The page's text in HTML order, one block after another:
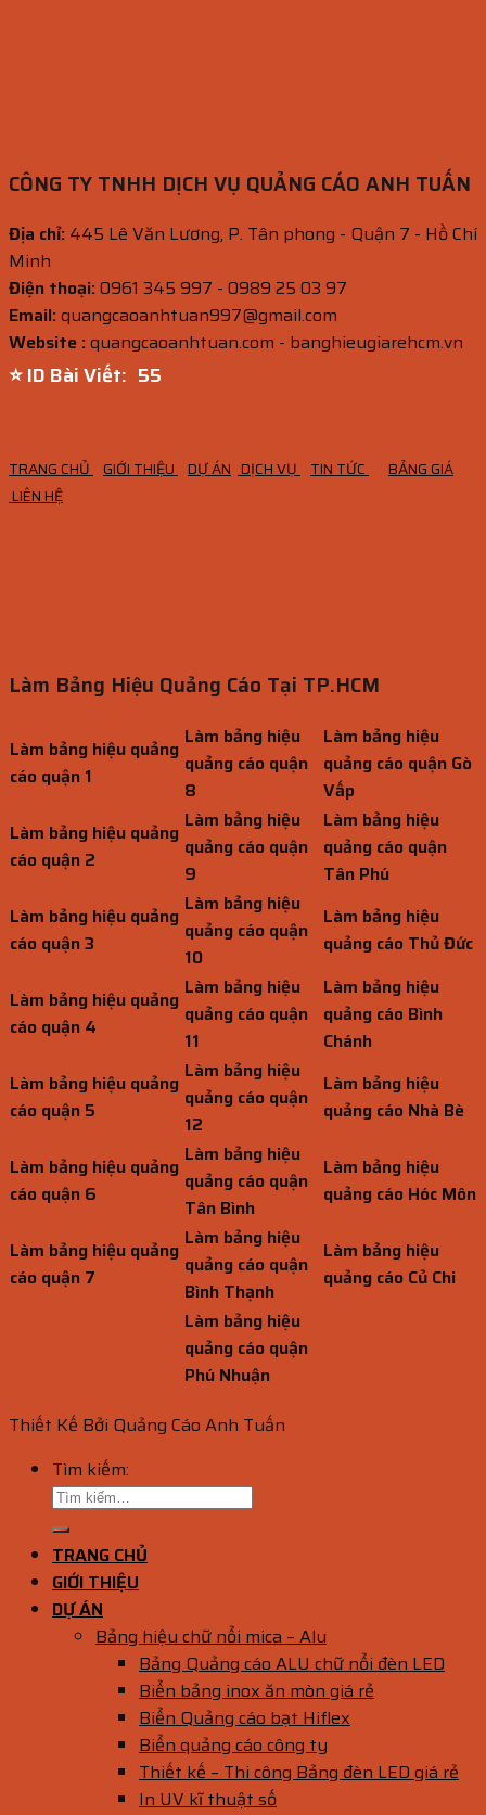
CÔNG TY TNHH DỊCH VỤ QUẢNG CÁO ANH TUẤN
Địa chỉ: 445 Lê Văn Lương, P. Tân phong - Quận 7 - Hồ Chí
Minh
Điện thoại:0961 345 997 - 0989 25 03 97
Email:quangcaoanhtuan997@gmail.com
Website :quangcaoanhtuan.com - banghieugiarehcm.vn
⭐ ID Bài Viết: 53
TRANG CHỦ GIỚI THIỆU DỰ ÁN DỊCH VỤ TIN TỨC
BẢNG GIÁ
LIÊN HỆ
Làm Bảng Hiệu Quảng Cáo Tại TP.HCM
Làm bảng hiệu quảng
cáo quận 1
Làm bảng hiệu
quảng cáo quận
8
Làm bảng hiệu
quảng cáo quận Gò
Vấp
Làm bảng hiệu quảng
cáo quận 2
Làm bảng hiệu
quảng cáo quận
9
Làm bảng hiệu
quảng cáo quận
Tân Phú
Làm bảng hiệu quảng
cáo quận 3
Làm bảng hiệu
quảng cáo quận
10
Làm bảng hiệu
quảng cáo Thủ Đức
Làm bảng hiệu quảng
cáo quận 4
Làm bảng hiệu
quảng cáo quận
11
Làm bảng hiệu
quảng cáo Bình
Chánh
Làm bảng hiệu quảng
cáo quận 5
Làm bảng hiệu
quảng cáo quận
12
Làm bảng hiệu
quảng cáo Nhà Bè
Làm bảng hiệu quảng
cáo quận 6
Làm bảng hiệu
quảng cáo quận
Tân Bình
Làm bảng hiệu
quảng cáo Hóc Môn
Làm bảng hiệu quảng
cáo quận 7
Làm bảng hiệu
quảng cáo quận
Bình Thạnh
Làm bảng hiệu
quảng cáo Củ Chi
Làm bảng hiệu
quảng cáo quận
Phú Nhuận
Thiết Kế Bởi Quảng Cáo Anh Tuấn
Tìm kiếm:
TRANG CHỦ
GIỚI THIỆU
DỰ ÁN
Bảng hiệu chữ nổi mica – Alu
Bảng Quảng cáo ALU chữ nổi đèn LED
Biển bảng inox ăn mòn giá rẻ
Biển Quảng cáo bạt Hiflex
Biển quảng cáo công ty
Thiết kế – Thi công Bảng đèn LED giá rẻ
In UV kĩ thuật số